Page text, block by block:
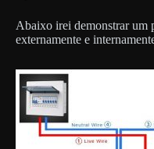
Abaixo irei demonstrar um
externamente e